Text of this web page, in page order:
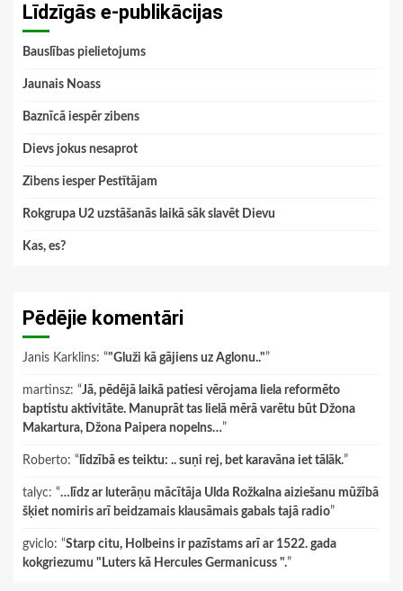
Līdzīgās e-publikācijas
Bauslības pielietojums
Jaunais Noass
Baznīcā iespēr zibens
Dievs jokus nesaprot
Zibens iesper Pestītājam
Rokgrupa U2 uzstāšanās laikā sāk slavēt Dievu
Kas, es?
Pēdējie komentāri
Janis Karklins: “"Gluži kā gājiens uz Aglonu.."”
martinsz: “Jā, pēdējā laikā patiesi vērojama liela reformēto
baptistu aktivitāte. Manuprāt tas lielā mērā varētu būt Džona
Makartura, Džona Paipera nopelns…”
Roberto: “ līdzībā es teiktu: .. suņi rej, bet karavāna iet tālāk.”
talyc: “…līdz ar luterāņu mācītāja Ulda Rožkalna aiziešanu mūžībā
šķiet nomiris arī beidzamais klausāmais gabals tajā radio”
gviclo: “Starp citu, Holbeins ir pazīstams arī ar 1522. gada
kokgriezumu "Luters kā Hercules Germanicuss ".”